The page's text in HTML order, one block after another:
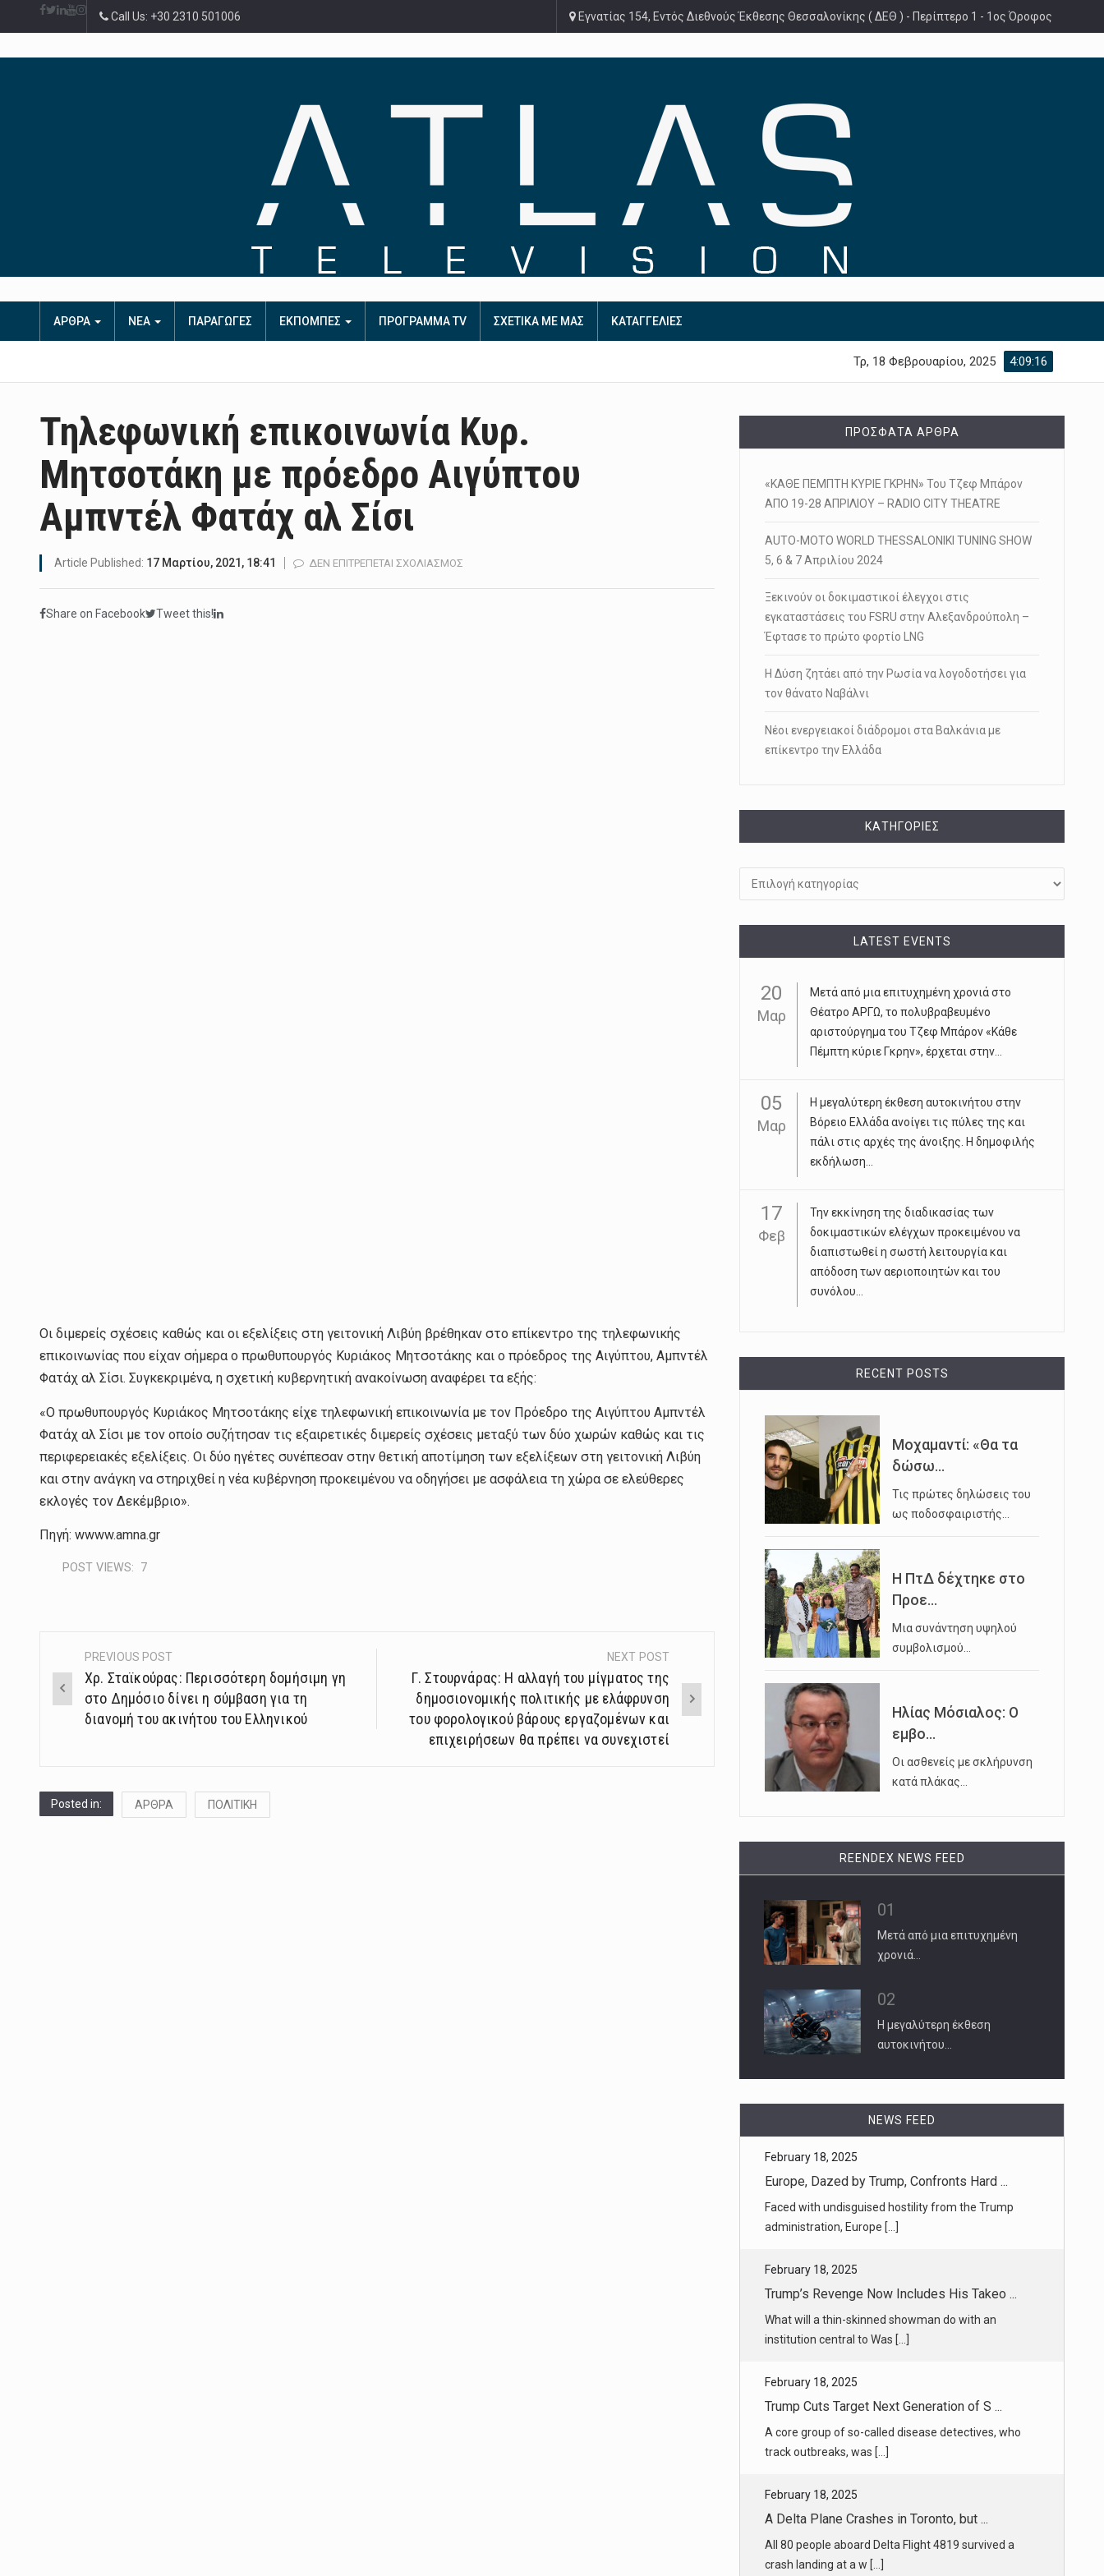
Call Us: +30 2310 501006 Εγνατίας 154, Εντός Διεθνούς Έκθεσης Θεσσαλονίκης ( ΔΕΘ ) - Περίπτερο 1 - 1ος Όροφος
ΑΡΘΡΑ ΝΕΑ ΠΑΡΑΓΩΓΕΣ ΕΚΠΟΜΠΕΣ ΠΡΟΓΡΑΜΜΑ TV ΣΧΕΤΙΚΑ ΜΕ ΜΑΣ ΚΑΤΑΓΓΕΛΙΕΣ
4:09:17
Τρ, 18 Φεβρουαρίου, 2025
Τηλεφωνική επικοινωνία Κυρ.
Μητσοτάκη με πρόεδρο Αιγύπτου
Αμπντέλ Φατάχ αλ Σίσι
Article Published: 17 Μαρτίου, 2021, 18:41 ΔΕΝ ΕΠΙΤΡΈΠΕΤΑΙ ΣΧΟΛΙΑΣΜΌΣ
Share on Facebook Tweet this!
Οι διμερείς σχέσεις καθώς και οι εξελίξεις στη γειτονική Λιβύη βρέθηκαν στο επίκεντρο της τηλεφωνικής
επικοινωνίας που είχαν σήμερα ο πρωθυπουργός Κυριάκος Μητσοτάκης και ο πρόεδρος της Αιγύπτου, Αμπντέλ
Φατάχ αλ Σίσι. Συγκεκριμένα, η σχετική κυβερνητική ανακοίνωση αναφέρει τα εξής:
«Ο πρωθυπουργός Κυριάκος Μητσοτάκης είχε τηλεφωνική επικοινωνία με τον Πρόεδρο της Αιγύπτου Αμπντέλ
Φατάχ αλ Σίσι με τον οποίο συζήτησαν τις εξαιρετικές διμερείς σχέσεις μεταξύ των δύο χωρών καθώς και τις
περιφερειακές εξελίξεις. Οι δύο ηγέτες συνέπεσαν στην θετική αποτίμηση των εξελίξεων στη γειτονική Λιβύη
και στην ανάγκη να στηριχθεί η νέα κυβέρνηση προκειμένου να οδηγήσει με ασφάλεια τη χώρα σε ελεύθερες
εκλογές τον Δεκέμβριο».
Πηγή: wwww.amna.gr
POST VIEWS: 7
Post
navigation
PREVIOUS POST
Χρ. Σταϊκούρας: Περισσότερη δομήσιμη γη
στο Δημόσιο δίνει η σύμβαση για τη
διανομή του ακινήτου του Ελληνικού
NEXT POST
Γ. Στουρνάρας: Η αλλαγή του μίγματος της
δημοσιονομικής πολιτικής με ελάφρυνση
του φορολογικού βάρους εργαζομένων και
επιχειρήσεων θα πρέπει να συνεχιστεί
Posted in: ΑΡΘΡΑ ΠΟΛΙΤΙΚΗ
ΠΡΌΣΦΑΤΑ ΆΡΘΡΑ
«ΚΑΘΕ ΠΕΜΠΤΗ ΚΥΡΙΕ ΓΚΡΗΝ» Του Τζεφ Μπάρον
ΑΠΟ 19-28 ΑΠΡΙΛΙΟΥ – RADIO CITY THEATRE
AUTO-MOTO WORLD THESSALONIKI TUNING SHOW
5, 6 & 7 Απριλίου 2024
Ξεκινούν οι δοκιμαστικοί έλεγχοι στις
εγκαταστάσεις του FSRU στην Αλεξανδρούπολη –
Έφτασε το πρώτο φορτίο LNG
Η Δύση ζητάει από την Ρωσία να λογοδοτήσει για
τον θάνατο Ναβάλνι
Νέοι ενεργειακοί διάδρομοι στα Βαλκάνια με
επίκεντρο την Ελλάδα
KΑΤΗΓΟΡΊΕΣ
LATEST EVENTS
20
Μαρ
Μετά από μια επιτυχημένη χρονιά στο
Θέατρο ΑΡΓΩ, το πολυβραβευμένο
αριστούργημα του Τζεφ Μπάρον «Κάθε
Πέμπτη κύριε Γκρην», έρχεται στην...
05
Μαρ
Η μεγαλύτερη έκθεση αυτοκινήτου στην
Βόρειο Ελλάδα ανοίγει τις πύλες της και
πάλι στις αρχές της άνοιξης. Η δημοφιλής
εκδήλωση...
17
Φεβ
Την εκκίνηση της διαδικασίας των
δοκιμαστικών ελέγχων προκειμένου να
διαπιστωθεί η σωστή λειτουργία και
απόδοση των αεριοποιητών και του
συνόλου...
RECENT POSTS
Μοχαμαντί: «Θα τα
δώσω...
Τις πρώτες δηλώσεις του
ως ποδοσφαιριστής…
Η ΠτΔ δέχτηκε στο
Προε...
Μια συνάντηση υψηλού
συμβολισμού…
Ηλίας Μόσιαλος: Ο
εμβο...
Οι ασθενείς με σκλήρυνση
κατά πλάκας…
REENDEX NEWS FEED
01
Μετά από μια επιτυχημένη
χρονιά…
02
Η μεγαλύτερη έκθεση
αυτοκινήτου…
NEWS FEED
Faced with undisguised hostility from the Trump
February 18, 2025
Trump’s Revenge Now Includes His Takeo ...
What will a thin-skinned showman do with an
February 18, 2025
Trump Cuts Target Next Generation of S ...
A core group of so-called disease detectives, who
February 18, 2025
A Delta Plane Crashes in Toronto, but ...
All 80 people aboard Delta Flight 4819 survived a
February 18, 2025
Hochul Meeting on Eric Adams’s Future ...